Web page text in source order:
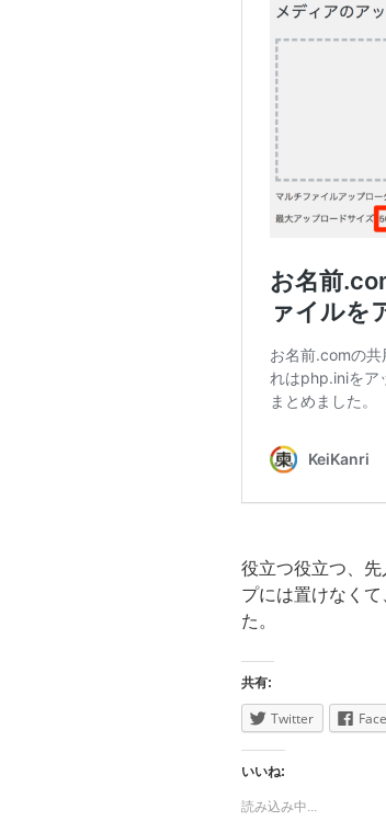
役立つ役立つ、
プには置けなく
た。
共有:
Twitter
いいね:
読み込み中...